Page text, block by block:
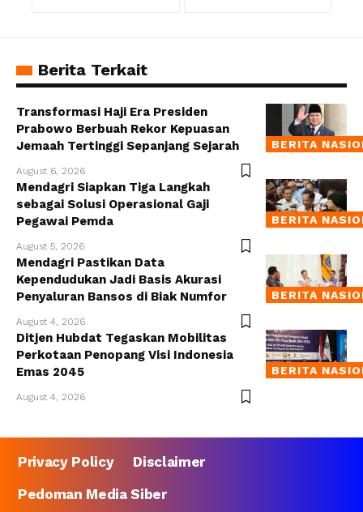
Berita Terkait
BERITA
Transformasi Haji Era Presiden
Prabowo Berbuah Rekor Kepuasan
Jemaah Tertinggi Sepanjang Sejarah
August 6, 2026
BERITA
Mendagri Siapkan Tiga Langkah
sebagai Solusi Operasional Gaji
Pegawai Pemda
August 5, 2026
BERITA
Mendagri Pastikan Data
Kependudukan Jadi Basis Akurasi
Penyaluran Bansos di Biak Numfor
August 4, 2026
BERITA
Ditjen Hubdat Tegaskan Mobilitas
Perkotaan Penopang Visi Indonesia
Emas 2045
August 4, 2026
Privacy Policy
Disclaimer
Pedoman Media Siber